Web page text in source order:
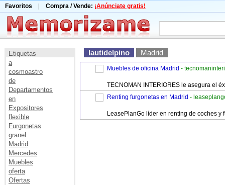
Favoritos Compra / Vende: ¡Anúnciate gratis!
Etiquetas
a
cosmoastro
de
Departamentos
en
Expositores
flexible
Furgonetas
granel
Madrid
Mercedes
Muebles
oferta
Ofertas
lautidelpino Madrid
Muebles de oficina Madrid -
TECNOMAN INTERIORES le asegura el
Renting furgonetas en Madrid -
LeasePlanGo líder en renting de coches